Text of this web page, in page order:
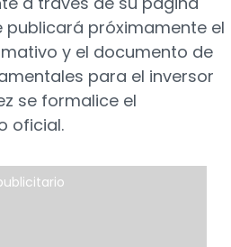
publicará próximamente el
y el documento de
para el inversor
se formalice el
oficial.